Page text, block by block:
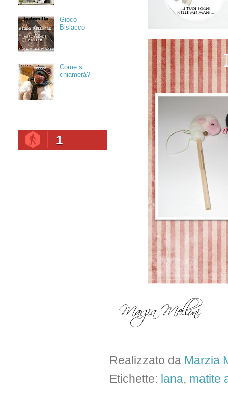
Realizzato da Marzia
Etichette: lana, matite
Gioco
Bislacco
Come si
chiamerà?
1